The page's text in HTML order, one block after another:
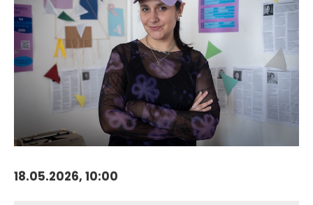
18.05.2026, 10:00